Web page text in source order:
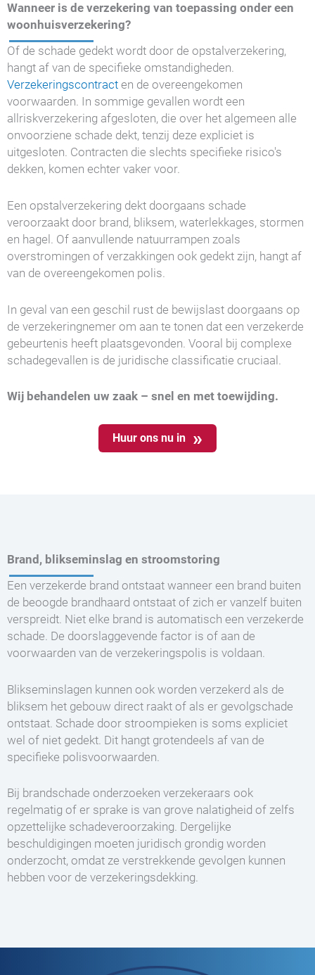
Wanneer is de verzekering van toepassing onder een
woonhuisverzekering?
Of de schade gedekt wordt door de opstalverzekering,
hangt af van de specifieke omstandigheden.
Verzekeringscontract en de overeengekomen
voorwaarden. In sommige gevallen wordt een
allriskverzekering afgesloten, die over het algemeen alle
onvoorziene schade dekt, tenzij deze expliciet is
uitgesloten. Contracten die slechts specifieke risico's
dekken, komen echter vaker voor.
Een opstalverzekering dekt doorgaans schade
veroorzaakt door brand, bliksem, waterlekkages, stormen
en hagel. Of aanvullende natuurrampen zoals
overstromingen of verzakkingen ook gedekt zijn, hangt af
van de overeengekomen polis.
In geval van een geschil rust de bewijslast doorgaans op
de verzekeringnemer om aan te tonen dat een verzekerde
gebeurtenis heeft plaatsgevonden. Vooral bij complexe
schadegevallen is de juridische classificatie cruciaal.
Wij behandelen uw zaak – snel en met toewijding.
Huur ons nu in
Brand, blikseminslag en stroomstoring
Een verzekerde brand ontstaat wanneer een brand buiten
de beoogde brandhaard ontstaat of zich er vanzelf buiten
verspreidt. Niet elke brand is automatisch een verzekerde
schade. De doorslaggevende factor is of aan de
voorwaarden van de verzekeringspolis is voldaan.
Blikseminslagen kunnen ook worden verzekerd als de
bliksem het gebouw direct raakt of als er gevolgschade
ontstaat. Schade door stroompieken is soms expliciet
wel of niet gedekt. Dit hangt grotendeels af van de
specifieke polisvoorwaarden.
Bij brandschade onderzoeken verzekeraars ook
regelmatig of er sprake is van grove nalatigheid of zelfs
opzettelijke schadeveroorzaking. Dergelijke
beschuldigingen moeten juridisch grondig worden
onderzocht, omdat ze verstrekkende gevolgen kunnen
hebben voor de verzekeringsdekking.